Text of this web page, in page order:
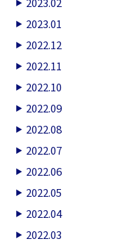
2023.01
2022.12
2022.11
2022.10
2022.09
2022.08
2022.07
2022.06
2022.05
2022.04
2022.03